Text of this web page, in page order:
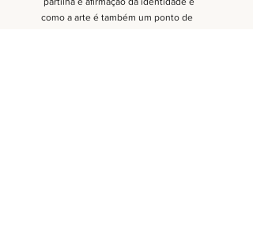
como a arte é também um ponto de